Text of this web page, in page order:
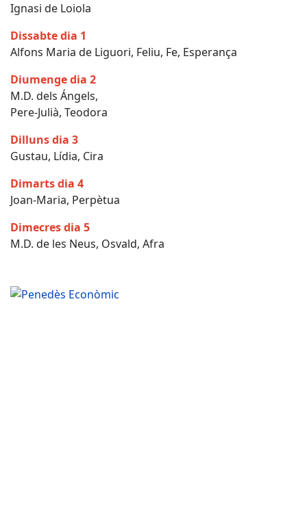
Ignasi de Loiola
Dissabte dia 1
Alfons Maria de Liguori, Feliu, Fe, Esperança
Diumenge dia 2
M.D. dels Ángels,
Pere-Julià, Teodora
Dilluns dia 3
Gustau, Lídia, Cira
Dimarts dia 4
Joan-Maria, Perpètua
Dimecres dia 5
M.D. de les Neus, Osvald, Afra